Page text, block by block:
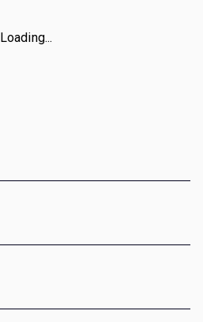
Loading...